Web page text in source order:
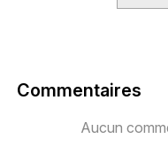
Commentaires
Aucun